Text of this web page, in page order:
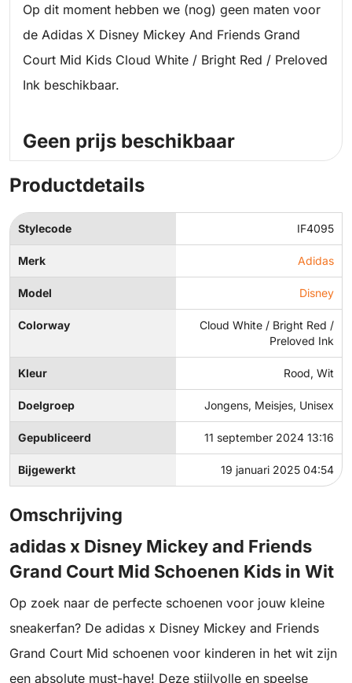
Op dit moment hebben we (nog) geen maten voor
de Adidas X Disney Mickey And Friends Grand
Court Mid Kids Cloud White / Bright Red / Preloved
Ink beschikbaar.
Geen prijs beschikbaar
Productdetails
Stylecode IF4095
Merk Adidas
Model Disney
Colorway
Cloud White / Bright Red /
Preloved Ink
Kleur Rood, Wit
Doelgroep Jongens, Meisjes, Unisex
Gepubliceerd 11 september 2024 13:16
Bijgewerkt 19 januari 2025 04:54
Omschrijving
adidas x Disney Mickey and Friends
Grand Court Mid Schoenen Kids in Wit
Op zoek naar de perfecte schoenen voor jouw kleine
sneakerfan? De adidas x Disney Mickey and Friends
Grand Court Mid schoenen voor kinderen in het wit zijn
een absolute must-have! Deze stijlvolle en speelse